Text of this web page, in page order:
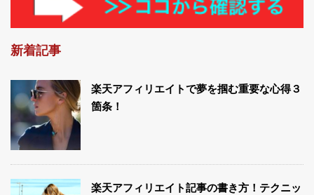
新着記事
楽天アフィリエイトで夢を掴む重要な心得３
箇条！
楽天アフィリエイト記事の書き方！テクニッ